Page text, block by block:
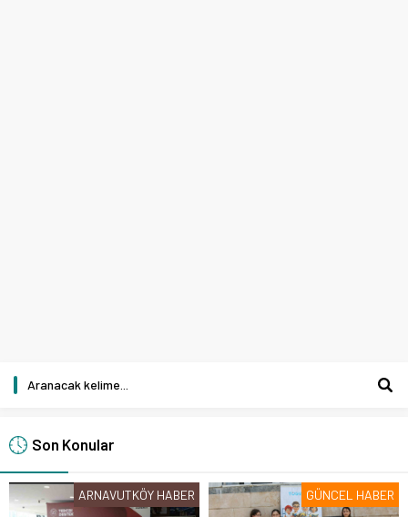
Son Konular
ARNAVUTKÖY HABER GÜNCEL HABER